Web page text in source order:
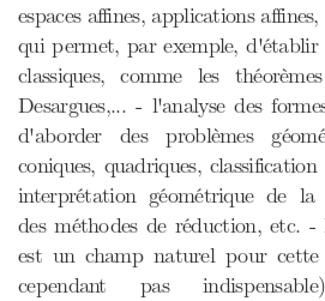
espaces affines, applications
qui permet, par exemple, d'établir
classiques, comme les
Desargues,... - l'analyse des
d'aborder des problèmes
coniques, quadriques,
interprétation géométrique de la
des méthodes de réduction, etc. -
est un champ naturel pour
cependant pas